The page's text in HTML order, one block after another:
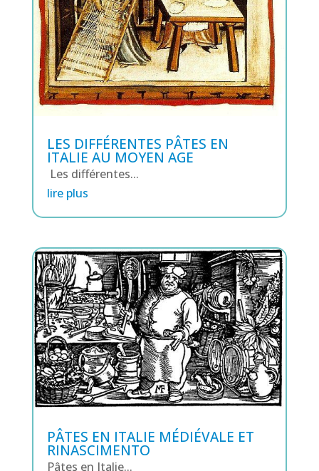
LES DIFFÉRENTES PÂTES EN
ITALIE AU MOYEN AGE
Les différentes...
lire plus
PÂTES EN ITALIE MÉDIÉVALE ET
RINASCIMENTO
Pâtes en Italie...